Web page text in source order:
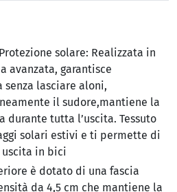
solare: Realizzata in
avanzata, garantisce
senza lasciare aloni,
il sudore,mantiene la
durante tutta l’uscita. Tessuto
solari estivi e ti permette di
in bici
è dotato di una fascia
da 4,5 cm che mantiene la